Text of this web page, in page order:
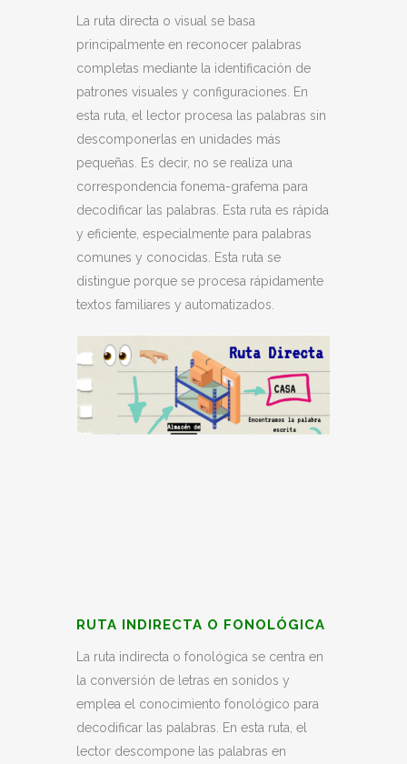
La ruta directa o visual se basa
principalmente en reconocer palabras
completas mediante la identificación de
patrones visuales y configuraciones. En
esta ruta, el lector procesa las palabras sin
descomponerlas en unidades más
pequeñas. Es decir, no se realiza una
correspondencia fonema-grafema para
decodificar las palabras. Esta ruta es rápida
y eficiente, especialmente para palabras
comunes y conocidas. Esta ruta se
distingue porque se procesa rápidamente
textos familiares y automatizados.
RUTA INDIRECTA O FONOLÓGICA
La ruta indirecta o fonológica se centra en
la conversión de letras en sonidos y
emplea el conocimiento fonológico para
decodificar las palabras. En esta ruta, el
lector descompone las palabras en